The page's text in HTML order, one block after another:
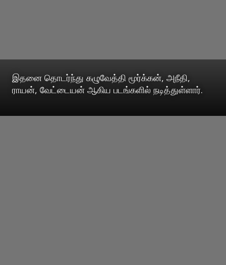
இதனை தொடர்ந்து கழுவேத்தி மூர்க்கன், அநீதி,
ராயன், வேட்டையன் ஆகிய படங்களில் நடித்துள்ளார்.